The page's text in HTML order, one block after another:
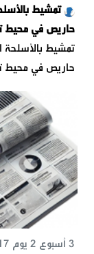
تمشيط
حاريص في محيط
تمشيط
حاريص في محيط
3 أسبوع 2 يوم 17 س 2 د 11 ث